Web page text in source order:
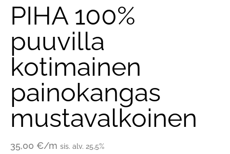
PIHA 100%
puuvilla
kotimainen
painokangas
mustavalkoinen
35,00 €/m sis. alv. 25,5%